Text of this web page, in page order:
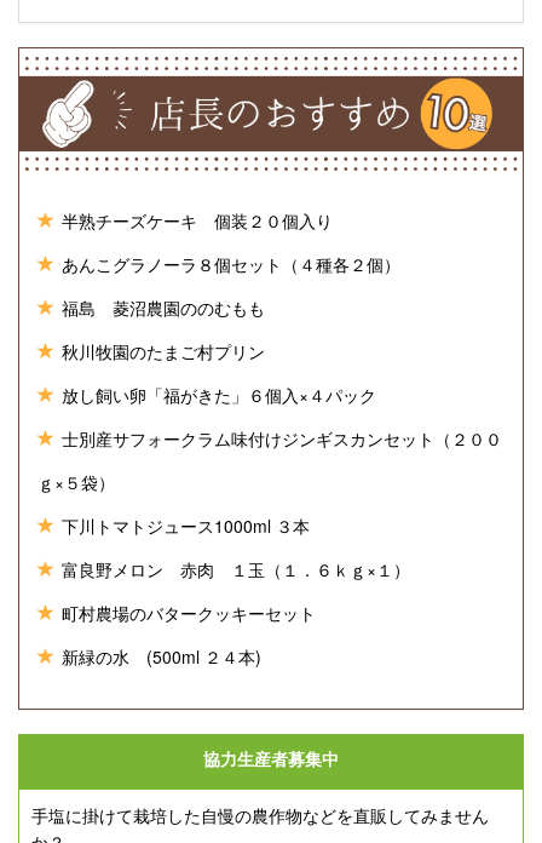
半熟チーズケーキ 個装２０個入り
あんこグラノーラ８個セット（４種各２個）
福島 菱沼農園ののむもも
秋川牧園のたまご村プリン
放し飼い卵「福がきた」６個入×４パック
士別産サフォークラム味付けジンギスカンセット（２００
ｇ×５袋）
下川トマトジュース1000ml ３本
富良野メロン 赤肉 １玉（１．６ｋｇ×１）
町村農場のバタークッキーセット
新緑の水 (500ml ２４本)
協力生産者募集中
手塩に掛けて栽培した自慢の農作物などを直販してみません